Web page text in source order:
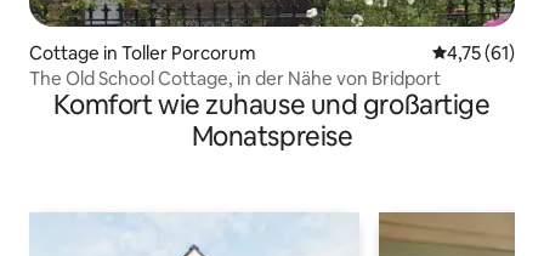
Cottage in Toller Porcorum
4,75 (61)
The Old School Cottage, in der Nähe von Bridport
Komfort wie zuhause und großartige
Monatspreise